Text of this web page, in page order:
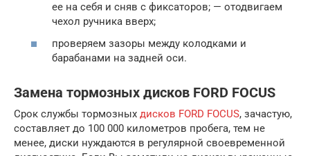
ее на себя и сняв с фиксаторов; — отодвигаем
чехол ручника вверх;
проверяем зазоры между колодками и
барабанами на задней оси.
Замена тормозных дисков FORD FOCUS
Срок службы тормозных дисков FORD FOCUS, зачастую,
составляет до 100 000 километров пробега, тем не
менее, диски нуждаются в регулярной своевременной